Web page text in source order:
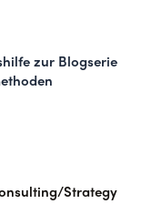
zur Blogserie
Strategy